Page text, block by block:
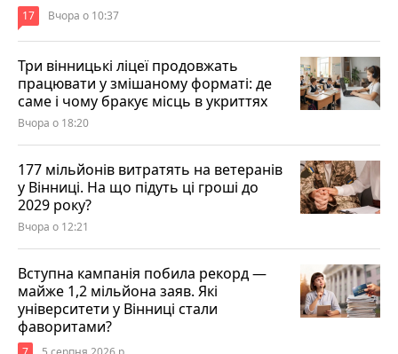
17 Вчора о 10:37
Три вінницькі ліцеї продовжать
працювати у змішаному форматі: де
саме і чому бракує місць в укриттях
Вчора о 18:20
177 мільйонів витратять на ветеранів
у Вінниці. На що підуть ці гроші до
2029 року?
Вчора о 12:21
Вступна кампанія побила рекорд —
майже 1,2 мільйона заяв. Які
університети у Вінниці стали
фаворитами?